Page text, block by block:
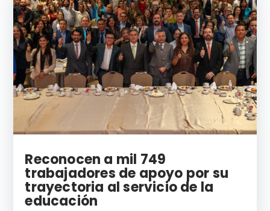
Reconocen a mil 749
trabajadores de apoyo por su
trayectoria al servicio de la
educación